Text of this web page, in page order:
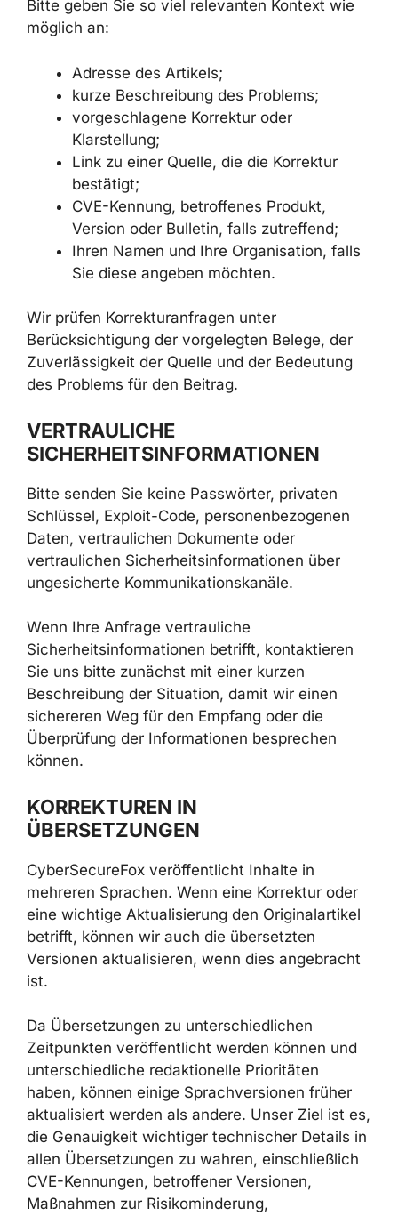
Bitte geben Sie so viel relevanten Kontext wie
möglich an:
Adresse des Artikels;
kurze Beschreibung des Problems;
vorgeschlagene Korrektur oder
Klarstellung;
Link zu einer Quelle, die die Korrektur
bestätigt;
CVE-Kennung, betroffenes Produkt,
Version oder Bulletin, falls zutreffend;
Ihren Namen und Ihre Organisation, falls
Sie diese angeben möchten.
Wir prüfen Korrekturanfragen unter
Berücksichtigung der vorgelegten Belege, der
Zuverlässigkeit der Quelle und der Bedeutung
des Problems für den Beitrag.
VERTRAULICHE
SICHERHEITSINFORMATIONEN
Bitte senden Sie keine Passwörter, privaten
Schlüssel, Exploit-Code, personenbezogenen
Daten, vertraulichen Dokumente oder
vertraulichen Sicherheitsinformationen über
ungesicherte Kommunikationskanäle.
Wenn Ihre Anfrage vertrauliche
Sicherheitsinformationen betrifft, kontaktieren
Sie uns bitte zunächst mit einer kurzen
Beschreibung der Situation, damit wir einen
sichereren Weg für den Empfang oder die
Überprüfung der Informationen besprechen
können.
KORREKTUREN IN
ÜBERSETZUNGEN
CyberSecureFox veröffentlicht Inhalte in
mehreren Sprachen. Wenn eine Korrektur oder
eine wichtige Aktualisierung den Originalartikel
betrifft, können wir auch die übersetzten
Versionen aktualisieren, wenn dies angebracht
ist.
Da Übersetzungen zu unterschiedlichen
Zeitpunkten veröffentlicht werden können und
unterschiedliche redaktionelle Prioritäten
haben, können einige Sprachversionen früher
aktualisiert werden als andere. Unser Ziel ist es,
die Genauigkeit wichtiger technischer Details in
allen Übersetzungen zu wahren, einschließlich
CVE-Kennungen, betroffener Versionen,
Maßnahmen zur Risikominderung,